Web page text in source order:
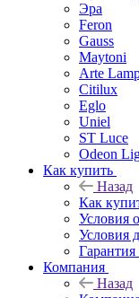
Эра
Feron
Gauss
Maytoni
Arte
Citilux
Eglo
Uniel
ST Luce
Odeon
Как купить
Назад
Как
Условия
Условия
Гарантия
Компания
Назад